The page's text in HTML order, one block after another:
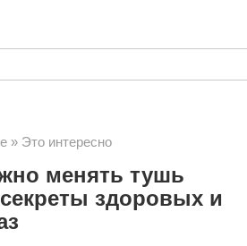
» Это интересно
менять тушь
здоровых и